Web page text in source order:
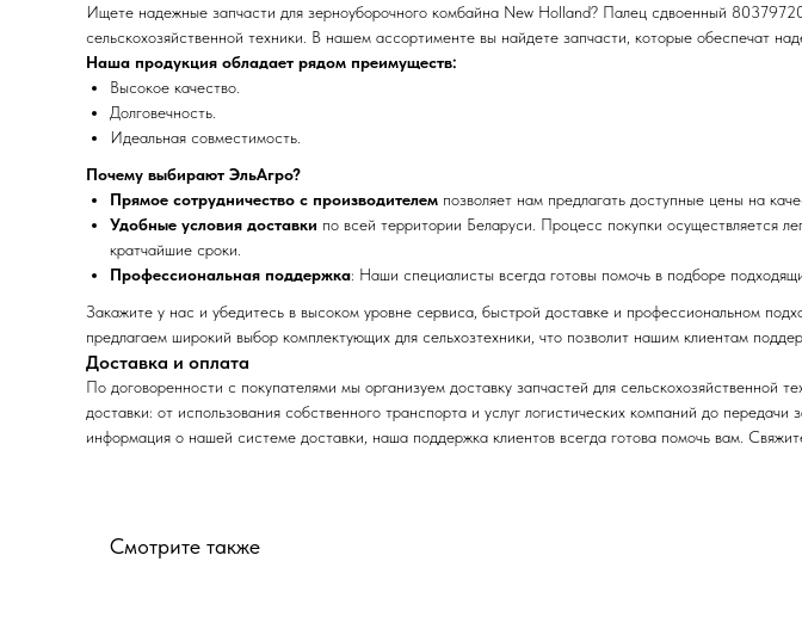
Ищете надежные запчасти для зерноуборочного комбайна New Holland? Палец сдвоенный
сельскохозяйственной техники. В нашем ассортименте вы найдете запчасти, которые обеспечат
Наша продукция обладает рядом преимуществ:
Высокое качество.
Долговечность.
Идеальная совместимость.
Почему выбирают ЭльАгро?
Прямое сотрудничество с производителем позволяет нам предлагать доступные цены на
Удобные условия доставки по всей территории Беларуси. Процесс покупки осуществляется
кратчайшие сроки.
Профессиональная поддержка: Наши специалисты всегда готовы помочь в подборе
Закажите у нас и убедитесь в высоком уровне сервиса, быстрой доставке и профессиональном
предлагаем широкий выбор комплектующих для сельхозтехники, что позволит нашим клиентам
Доставка и оплата
По договоренности с покупателями мы организуем доставку запчастей для
доставки: от использования собственного транспорта и услуг логистических компаний до
информация о нашей системе доставки, наша поддержка клиентов всегда готова помочь вам.
Смотрите также